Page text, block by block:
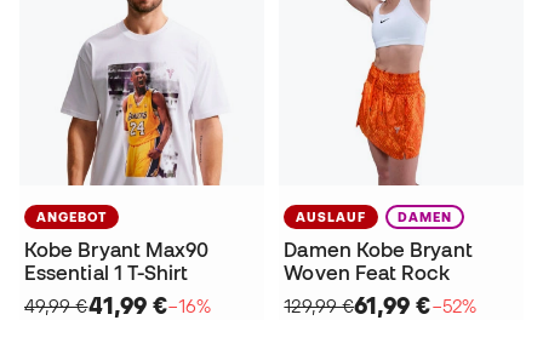
ANGEBOT
Kobe Bryant Max90
Essential 1 T-Shirt
49,99 €41,99 €−16%
AUSLAUF DAMEN
Damen Kobe Bryant
Woven Feat Rock
129,99 €61,99 €−52%